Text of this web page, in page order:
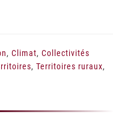
, Climat, Collectivités
, Territoires ruraux,